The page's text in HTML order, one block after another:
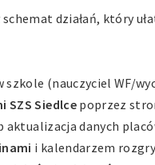
działań, który
szkole (nauczyciel WF/
Siedlcepoprzez
aktualizacja danych
i kalendarzem